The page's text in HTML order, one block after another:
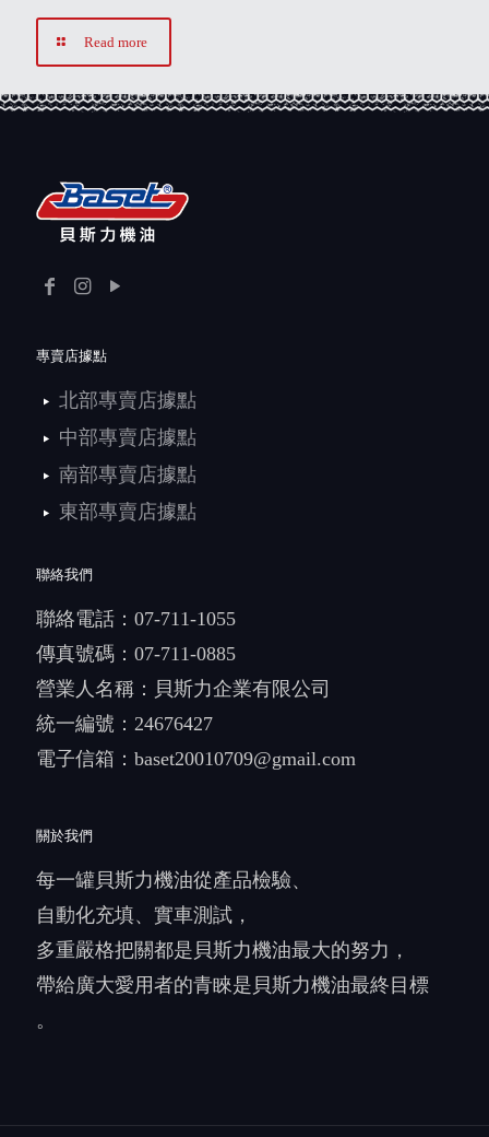
Read more
專賣店據點
北部專賣店據點
中部專賣店據點
南部專賣店據點
東部專賣店據點
聯絡我們
聯絡電話： 07-711-1055
傳真號碼：07-711-0885
營業人名稱：貝斯力企業有限公司
統一編號：24676427
電子信箱： baset20010709@gmail.com
關於我們
每一罐貝斯力機油從產品檢驗、
自動化充填、實車測試，
多重嚴格把關都是貝斯力機油最大的努力，
帶給廣大愛用者的青睞是貝斯力機油最終目標
。